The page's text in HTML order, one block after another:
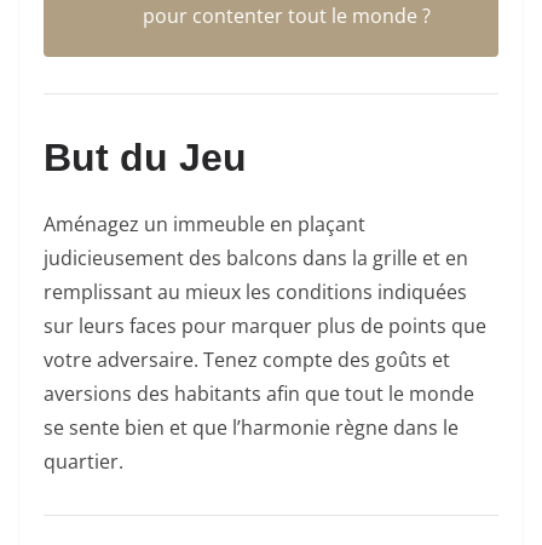
pour contenter tout le monde ?
But du Jeu
Aménagez un immeuble en plaçant
judicieusement des balcons dans la grille et en
remplissant au mieux les conditions indiquées
sur leurs faces pour marquer plus de points que
votre adversaire. Tenez compte des goûts et
aversions des habitants afin que tout le monde
se sente bien et que l’harmonie règne dans le
quartier.